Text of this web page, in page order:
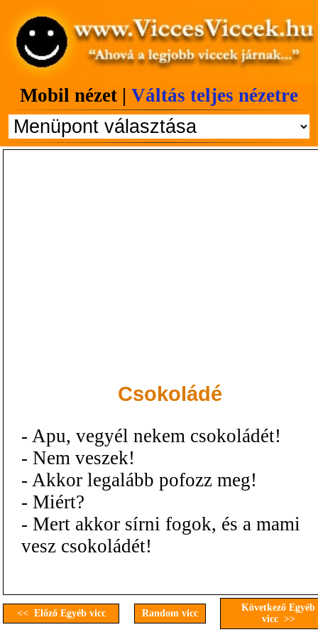
Mobil nézet | Váltás teljes nézetre
Csokoládé
- Apu, vegyél nekem csokoládét!
- Nem veszek!
- Akkor legalább pofozz meg!
- Miért?
- Mert akkor sírni fogok, és a mami
vesz csokoládét!
<< Előző Egyéb vicc Random vicc
Következő Egyéb
vicc >>